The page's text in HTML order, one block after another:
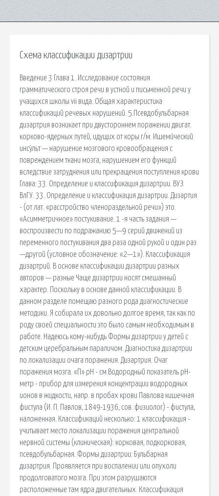
Схема классификации дизартрии
Введение 3 Глава 1. Исследование состояния
грамматического строя речи в устной и письменной речи у
учащихся школы vii вида. Общая характеристика
классификаций речевых нарушений. 5.Псевдобульбарная
дизартрия возникает при двустороннем поражении двигат.
корково-ядерных путей, идущих от коры г/м. Ишеми́ческий
инсу́льт — нарушение мозгового кровообращения с
повреждением ткани мозга, нарушением его функций
вследствие затруднения или прекращения поступления крови
Глава: 33. Определение и классификация дизартрии. ВУЗ:
ВлГУ. 33. Определение и классификация дизартрии. Дизартия
- (от лат. «расстройство членораздельной речи») это.
«Асимметричное» постукивание. 1 -я часть задания —
воспроизвести по подражанию 5—9 серий движений из
переменного постукивания два раза одной рукой и один раз
—другой (условное обозначение: «2—1»). Классификация
дизартрий. В основе классификации дизартрии разных
авторов — разные Чаще дизартрии носят смешанный
характер. Поскольку в основе данной классификации. В
данном разделе помещаю разного рода диагностические
методики. Я собирала их довольно долгое время, так как по
роду своей специальности это было самым необходимым в
работе. Надеюсь кому-нибудь Формы дизартрии у детей с
детским церебральным параличом. Диагностика дизартрии
по локализации очага поражения. Дизартрия. Очаг
поражения мозга. «П» рН - см.Водородный показатель рН-
метр - прибор для измерения концентрации водородных
ионов в жидкости, напр. в пробах крови Павлова кишечная
фистула (И. П. Павлов, 1849-1936, сов. физиолог) - фистула,
наложенная. Классификаций несколько: 1 классификация -
учитывает место локализации поражения центральной
нервной системы (клиническая): корковая, подкорковая,
псевдобульбарная. Формы дизартрии: Бульбарная
дизартрия. Проявляется при воспалении или опухоли
продолговатого мозга. При этом разрушаются
расположенные там ядра двигательных. Классификация